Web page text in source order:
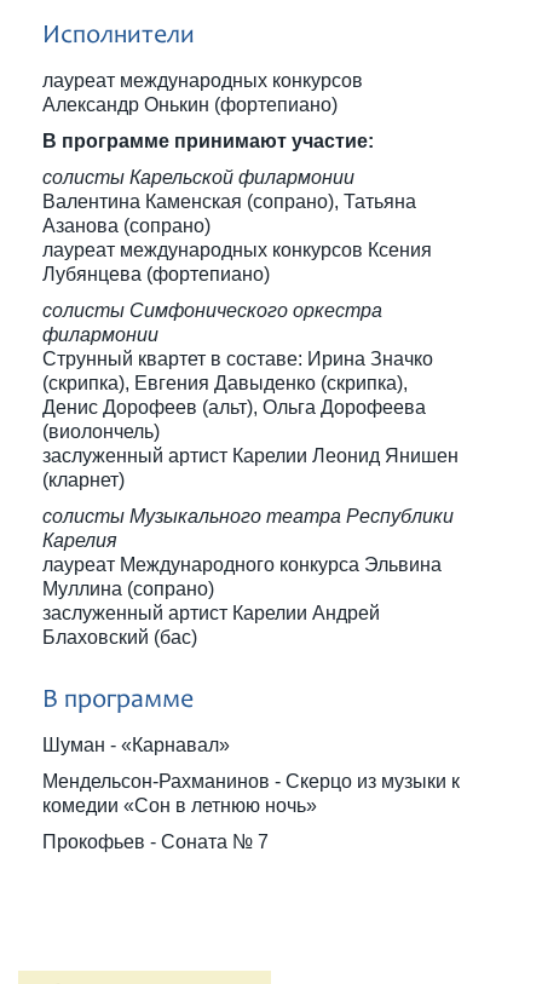
Исполнители
лауреат международных конкурсов
Александр Онькин (фортепиано)
В программе принимают участие:
солисты Карельской филармонии
Валентина Каменская (сопрано), Татьяна
Азанова (сопрано)
лауреат международных конкурсов Ксения
Лубянцева (фортепиано)
солисты Симфонического оркестра
филармонии
Струнный квартет в составе: Ирина Значко
(скрипка), Евгения Давыденко (скрипка),
Денис Дорофеев (альт), Ольга Дорофеева
(виолончель)
заслуженный артист Карелии Леонид Янишен
(кларнет)
солисты Музыкального театра Республики
Карелия
лауреат Международного конкурса Эльвина
Муллина (сопрано)
заслуженный артист Карелии Андрей
Блаховский (бас)
В программе
Шуман - «Карнавал»
Мендельсон-Рахманинов - Скерцо из музыки к
комедии «Сон в летнюю ночь»
Прокофьев - Соната № 7